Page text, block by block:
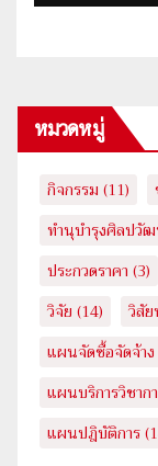
หมวดหมู่
กิจกรรม (11)
ทำนุบำรุงศิลปวั
ประกวดราคา (3)
วิจัย (14) วิสั
แผนจัดซื้อจัดจ้าง
แผนบริการวิชาก
แผนปฎิบัติการ